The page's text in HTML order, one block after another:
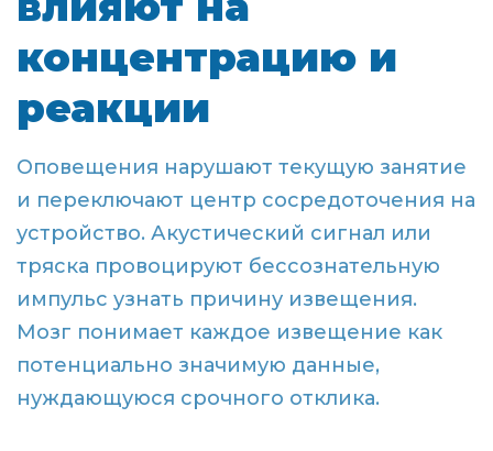
концентрацию и
реакции
Оповещения нарушают текущую занятие
и переключают центр сосредоточения на
устройство. Акустический сигнал или
тряска провоцируют бессознательную
импульс узнать причину извещения.
Мозг понимает каждое извещение как
потенциально значимую данные,
нуждающуюся срочного отклика.